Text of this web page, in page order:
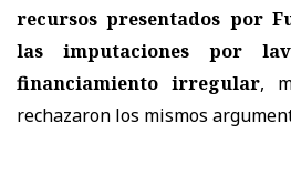
recursos presentados por
las imputaciones por
financiamiento irregular,
rechazaron los mismos